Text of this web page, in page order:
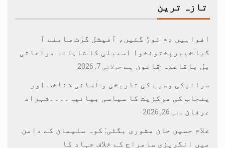
تازہ ترین
افواہیں دم توڑ گئیں، آفیشل گزٹ سامنے آ
گیا:خیبرپختونخوا اسمبلی کا شاہانہ مراعاتی
بل باقاعدہ قانون ہے جولائی 7, 2026
سرائیکی وسیب کی تاریخی و لسانی شناخت اور
پنجاب کی مرکزیت کا سیاسی بیانیہ۔۔۔۔شہزاد
عرفان مئی 26, 2026
غلام حسین خان مشوری بگٹی: کوہ سلیمان کے دامن
میں انگریزی سامراج کے خلاف جہاد کا